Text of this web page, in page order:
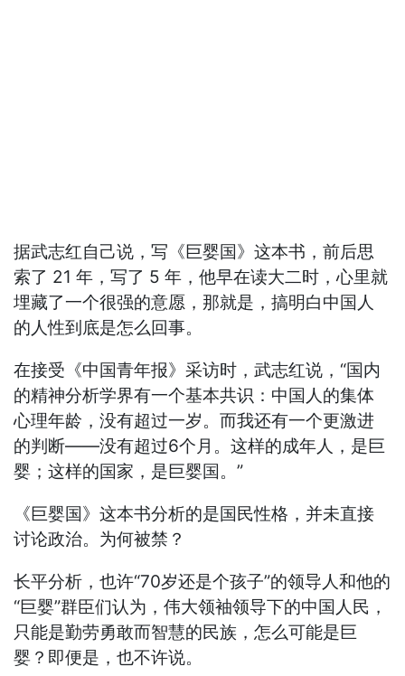
据武志红自己说，写《巨婴国》这本书，前后思
索了 21 年，写了 5 年，他早在读大二时，心里就
埋藏了一个很强的意愿，那就是，搞明白中国人
的人性到底是怎么回事。
在接受《中国青年报》采访时，武志红说，“国内
的精神分析学界有一个基本共识：中国人的集体
心理年龄，没有超过一岁。而我还有一个更激进
的判断——没有超过6个月。这样的成年人，是巨
婴；这样的国家，是巨婴国。”
《巨婴国》这本书分析的是国民性格，并未直接
讨论政治。为何被禁？
长平分析，也许“70岁还是个孩子”的领导人和他的
“巨婴”群臣们认为，伟大领袖领导下的中国人民，
只能是勤劳勇敢而智慧的民族，怎么可能是巨
婴？即便是，也不许说。